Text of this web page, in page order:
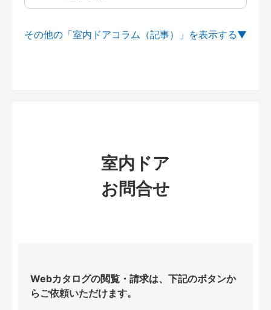
その他の「室内ドアコラム（記事）」を
室内ドア
お問合せ
Webカタログの閲覧・請求は、下記のボタンか
らご依頼いただけます。